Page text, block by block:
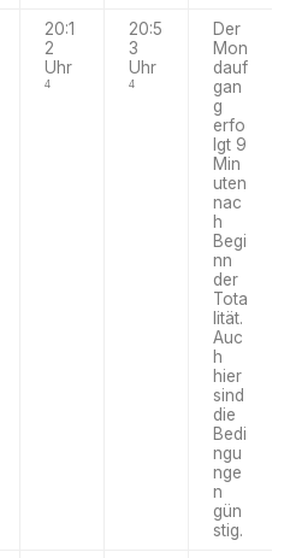
20:1
2
Uhr
4
20:5
3
Uhr
4
Der
Mon
dauf
gan
g
erfo
lgt 9
Min
uten
nac
h
Begi
nn
der
Tota
lität.
Auc
h
hier
sind
die
Bedi
ngu
nge
n
gün
stig.